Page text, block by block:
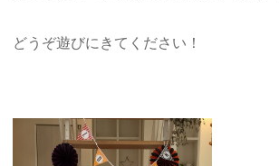
どうぞ遊びにきてください！